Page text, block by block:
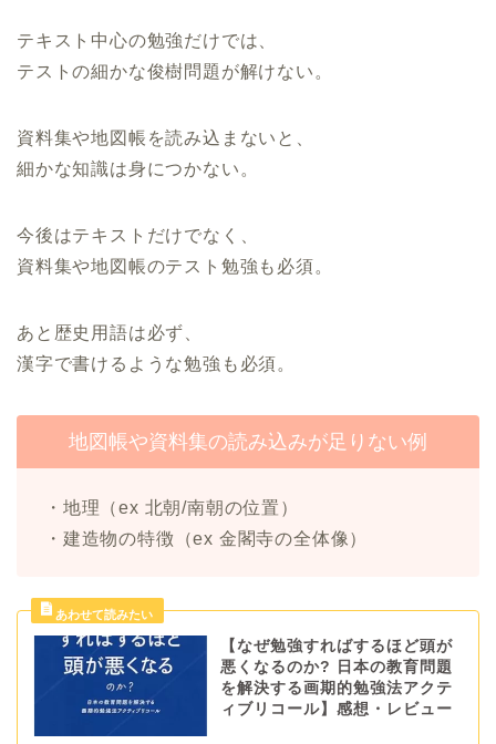
テキスト中心の勉強だけでは、
テストの細かな俊樹問題が解けない。
資料集や地図帳を読み込まないと、
細かな知識は身につかない。
今後はテキストだけでなく、
資料集や地図帳のテスト勉強も必須。
あと歴史用語は必ず、
漢字で書けるような勉強も必須。
地図帳や資料集の読み込みが足りない例
・地理（ex 北朝/南朝の位置）
・建造物の特徴（ex 金閣寺の全体像）
【なぜ勉強すればするほど頭が
悪くなるのか? 日本の教育問題
を解決する画期的勉強法アクテ
ィブリコール】感想・レビュー